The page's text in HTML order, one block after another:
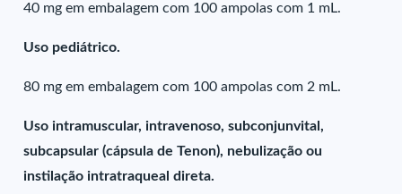
40 mg em embalagem com 100 ampolas com 1 mL.
Uso pediátrico.
80 mg em embalagem com 100 ampolas com 2 mL.
Uso intramuscular, intravenoso, subconjunvital,
subcapsular (cápsula de Tenon), nebulização ou
instilação intratraqueal direta.